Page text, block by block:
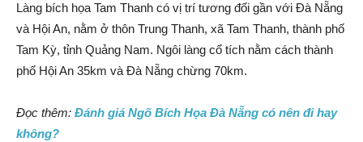
Làng bích họa Tam Thanh có vị trí tương đối gần với Đà Nẵng
và Hội An, nằm ở thôn Trung Thanh, xã Tam Thanh, thành phố
Tam Kỳ, tỉnh Quảng Nam. Ngôi làng cổ tích nằm cách thành
phố Hội An 35km và Đà Nẵng chừng 70km.
Đọc thêm: Đánh giá Ngõ Bích Họa Đà Nẵng có nên đi hay
không?